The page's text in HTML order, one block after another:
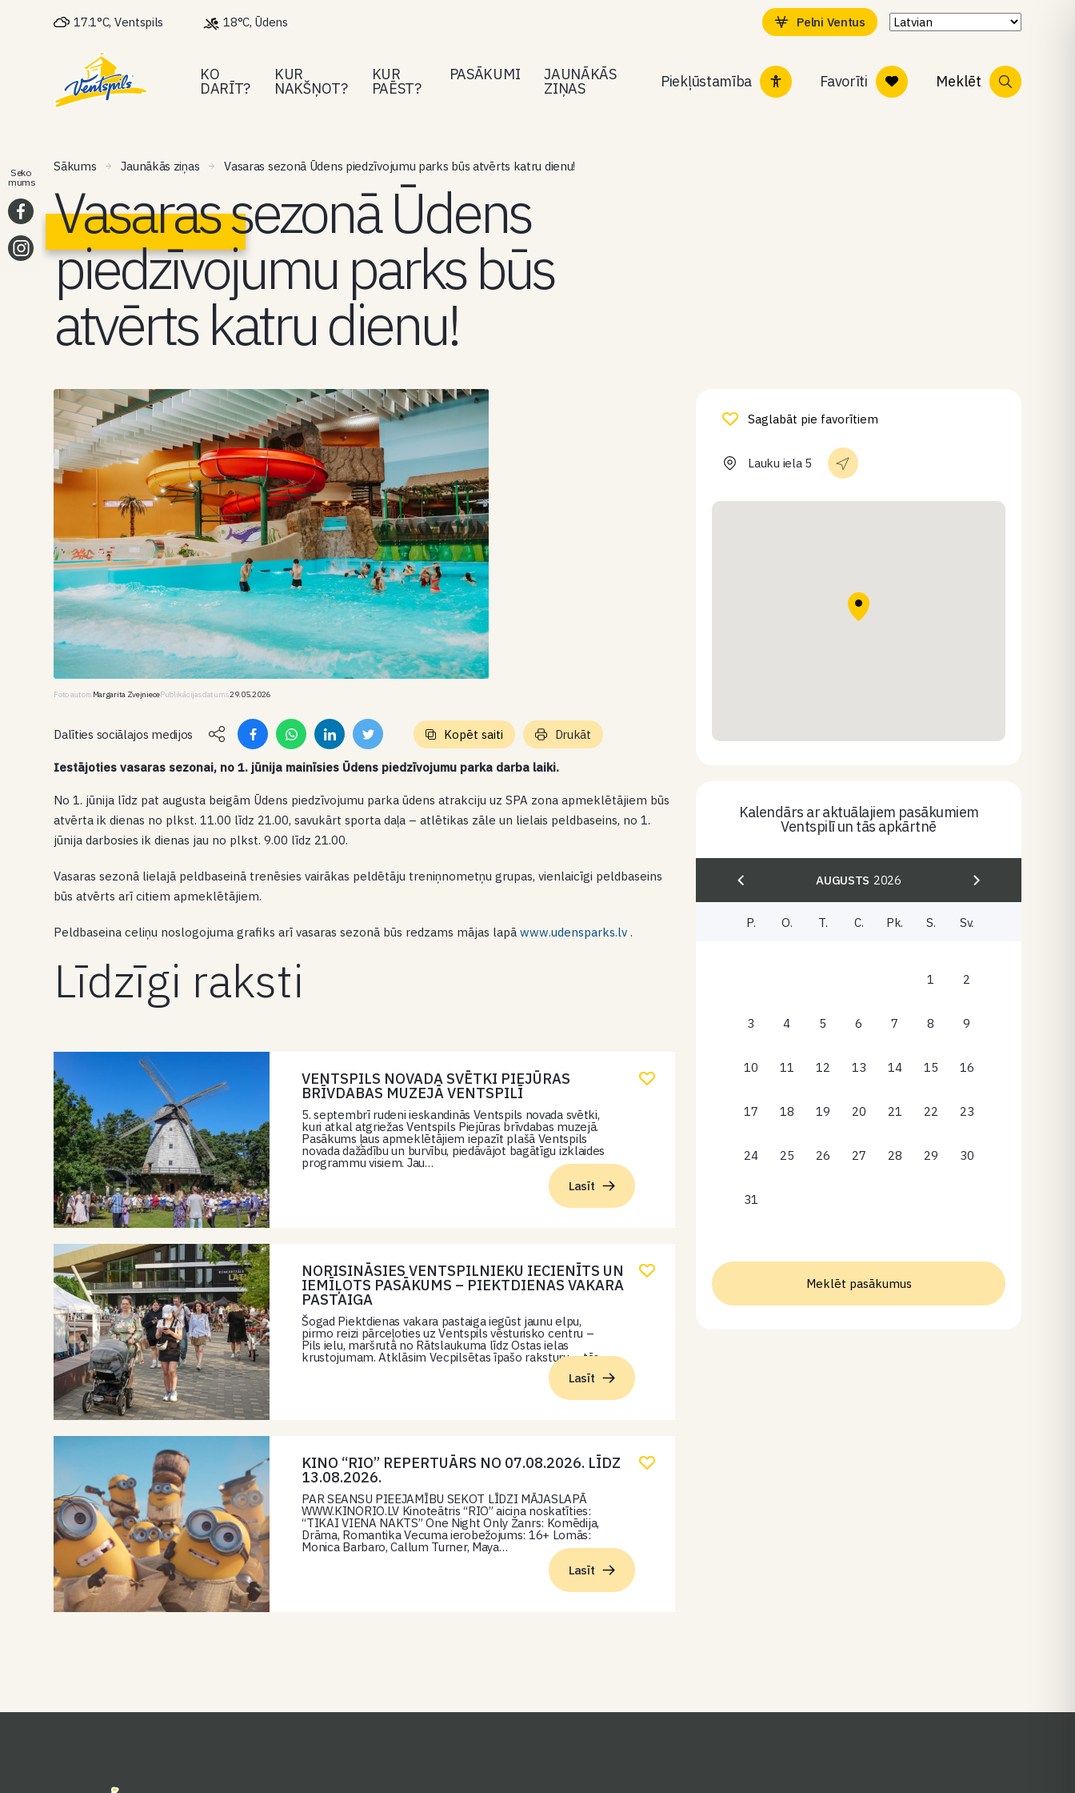
17.1°C, Ventspils 18°C, Ūdens Pelni Ventus
KO
DARĪT?
KUR
NAKŠŅOT?
KUR
PAĒST?
PASĀKUMI JAUNĀKĀS
ZIŅAS Piekļūstamība Favorīti Meklēt
Sākums Jaunākās ziņas Vasaras sezonā Ūdens piedzīvojumu parks būs atvērts katru dienu!
Vasaras sezonā Ūdens
piedzīvojumu parks būs
atvērts katru dienu!
Foto autors Margarita ZvejniecePublikācijas datums29.05.2026
Dalīties sociālajos medijos Kopēt saiti Drukāt
Iestājoties vasaras sezonai, no 1. jūnija mainīsies Ūdens piedzīvojumu parka darba laiki.
No 1. jūnija līdz pat augusta beigām Ūdens piedzīvojumu parka ūdens atrakciju uz SPA zona apmeklētājiem būs
atvērta ik dienas no plkst. 11.00 līdz 21.00, savukārt sporta daļa – atlētikas zāle un lielais peldbaseins, no 1.
jūnija darbosies ik dienas jau no plkst. 9.00 līdz 21.00.
Vasaras sezonā lielajā peldbaseinā trenēsies vairākas peldētāju treniņnometņu grupas, vienlaicīgi peldbaseins
būs atvērts arī citiem apmeklētājiem.
Peldbaseina celiņu noslogojuma grafiks arī vasaras sezonā būs redzams mājas lapāwww.udensparks.lv .
Līdzīgi raksti
Lasīt
VENTSPILS NOVADA SVĒTKI PIEJŪRAS
BRĪVDABAS MUZEJĀ VENTSPILĪ
5. septembrī rudeni ieskandinās Ventspils novada svētki,
kuri atkal atgriežas Ventspils Piejūras brīvdabas muzejā.
Pasākums ļaus apmeklētājiem iepazīt plašā Ventspils
novada dažādību un burvību, piedāvājot bagātīgu izklaides
programmu visiem. Jau…
Lasīt
NORISINĀSIES VENTSPILNIEKU IECIENĪTS UN
IEMĪĻOTS PASĀKUMS – PIEKTDIENAS VAKARA
PASTAIGA
Šogad Piektdienas vakara pastaiga iegūst jaunu elpu,
pirmo reizi pārceļoties uz Ventspils vēsturisko centru –
Pils ielu, maršrutā no Rātslaukuma līdz Ostas ielas
krustojumam. Atklāsim Vecpilsētas īpašo raksturu – tās…
Lasīt
KINO “RIO” REPERTUĀRS NO 07.08.2026. LĪDZ
13.08.2026.
PAR SEANSU PIEEJAMĪBU SEKOT LĪDZI MĀJASLAPĀ
WWW.KINORIO.LV Kinoteātris “RIO” aicina noskatīties:
“TIKAI VIENA NAKTS” One Night Only Žanrs: Komēdija,
Drāma, Romantika Vecuma ierobežojums: 16+ Lomās:
Monica Barbaro, Callum Turner, Maya…
Saglabāt pie favorītiem
Lauku iela 5
Kalendārs ar aktuālajiem pasākumiem
Ventspilī un tās apkārtnē
AUGUSTS 2026
P. O. T. C. Pk. S. Sv.
1 2
3 4 5 6 7 8 9
10 11 12 13 14 15 16
17 18 19 20 21 22 23
24 25 26 27 28 29 30
31
Meklēt pasākumus
Seko
mums